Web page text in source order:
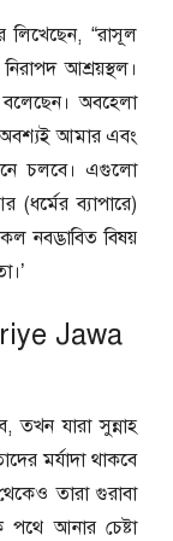
লিখেছেন, “রাসূল
আশ্রয়স্থল।
অবহেলা
অবশ্যই আমার এবং
চলবে। এগুলো
ব্যাপারে)
নবদ্ভাবিত বিষয়
Jawa
তখন যারা সুন্নাহ
মর্যাদা থাকবে
তারা গুরাবা
পথে আনার চেষ্টা